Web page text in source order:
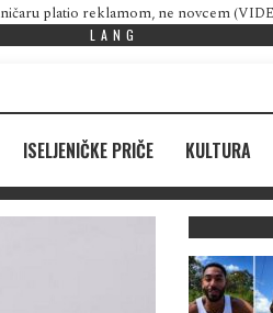
platio reklamom, ne novcem
LANG
ISELJENIČKE PRIČE KULTURA